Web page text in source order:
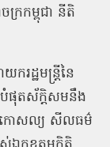
ក្រកម្ពុជា នីតិ
ករដ្ឋមន្ត្រីនៃ
មបំផុតស័ក្តិសមនឹង
កោសល្យ សីលធម៌